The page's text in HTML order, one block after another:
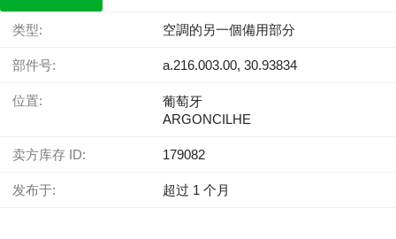
类型: 空調的另一個備用部分
部件号: a.216.003.00, 30.93834
位置:
葡萄牙
ARGONCILHE
卖方库存 ID: 179082
发布于: 超过 1 个月